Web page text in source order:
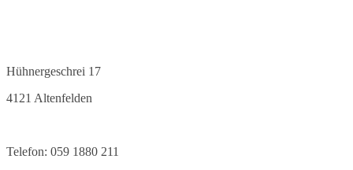
Hühnergeschrei 17
4121 Altenfelden
Telefon: 059 1880 211